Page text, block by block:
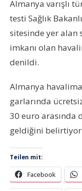
Almanya varışlı
testi Sağlık
sitesinde yer alan
imkanı olan
denildi.
Almanya
garlarında
30 euro arasında
geldiğini
Teilen mit:
Facebook